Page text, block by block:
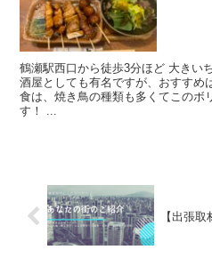
鶴瀬駅西口から徒歩3分ほど 大き
酒屋としても有名ですが、おすす
食は、焼き鳥の種類も多くてこのボ
す！ ...
【出張